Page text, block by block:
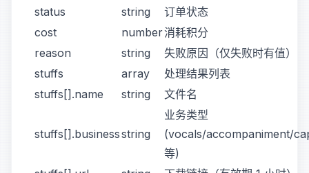
status
string
订单状态
cost
number消耗积分
reason
string
失败原因（仅失败时有值）
stuffs
array
处理结果列表
stuffs[].name
string 文件名
stuffs[].businessstring
业务类型
(vocals/accompaniment/
等)